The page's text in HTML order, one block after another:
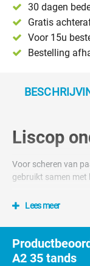
30 dagen
Gratis
Voor 15u
Bestelling
Liscop
Voor scheren van
gebruikt samen met
Lees meer
A2 35 tands